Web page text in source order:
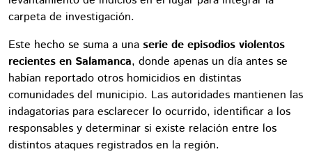
carpeta de investigación.
Este hecho se suma a una serie de episodios violentos
recientes en Salamanca, donde apenas un día antes se
habían reportado otros homicidios en distintas
comunidades del municipio. Las autoridades mantienen las
indagatorias para esclarecer lo ocurrido, identificar a los
responsables y determinar si existe relación entre los
distintos ataques registrados en la región.